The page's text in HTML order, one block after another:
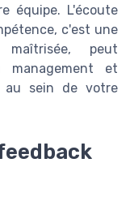
équipe. L'écoute
c'est une
peut
management et
au sein de votre